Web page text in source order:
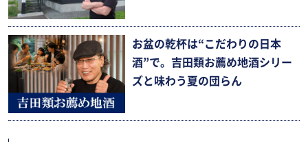
お盆の乾杯は“こだわりの日本
酒”で。吉田類お薦め地酒シリー
ズと味わう夏の団らん